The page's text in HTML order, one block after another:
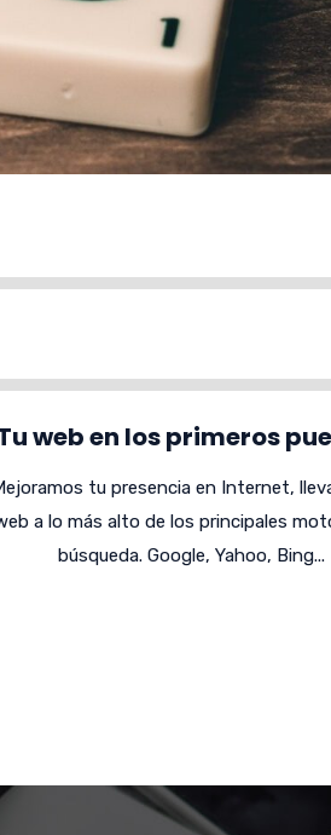
web en los primeros
tu presencia en Internet,
a lo más alto de los principales
búsqueda. Google, Yahoo, Bing...